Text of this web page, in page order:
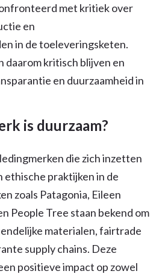
met kritiek over
en
in de toeleveringsketen.
daarom kritisch blijven en
en duurzaamheid in
is duurzaam?
die zich inzetten
ethische praktijken in de
zoals Patagonia, Eileen
People Tree staan bekend om
materialen, fairtrade
supply chains. Deze
positieve impact op zowel